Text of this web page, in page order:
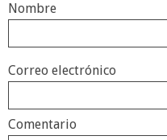
Nombre
Correo electrónico
Comentario